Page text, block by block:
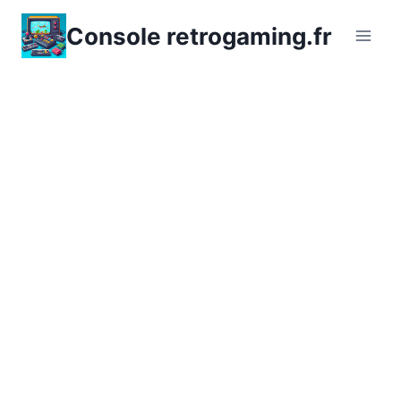
Aller
contenu
Console retrogaming.fr